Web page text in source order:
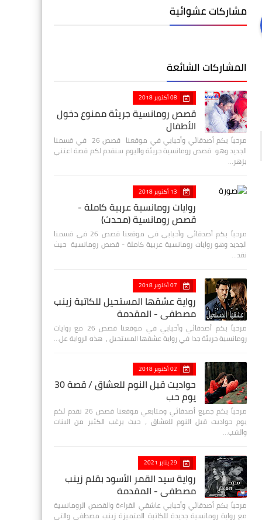
مشاركات عشوائية
المشاركات الشائعة
08 أكتوبر 2018
قصص رومانسية جريئة ممنوع دخول
الأطفال
مرحباً بكم أصدقائي وأحبابي في موقعنا قصص 26 في قسمنا
الجديد وهو قصص رومانسية جريئة واليوم سنقدم لكم قصة اعتني
بزهر…
13 أكتوبر 2018
روايات رومانسية عربية كاملة -
قصص رومانسية (محدث)
مرحباً بكم أصدقائي وأحبابي في موقعنا قصص 26 في قسمنا
الجديد وهو روايات رومانسية عربية كاملة - قصص رومانسية حيث
نقد…
07 أكتوبر 2018
رواية عشقها المستحيل للكاتبة زينب
مصطفي - المقدمة
مرحباً بكم أصدقائي وأحبابي في موقعنا قصص 26 مع روايات
رومانسية جريئة جدا في رواية عشقها المستحيل ، هذه الرواية عل…
02 أكتوبر 2018
حواديت قبل النوم للعشاق / قصة 30
يوم حب
مرحباً بكم جميع أصدقائي ومتابعي موقعنا قصص 26 نقدم لكم
يوم حواديت قبل النوم للعشاق ، حيث يرغب الكثير من البنات
والشب…
29 يناير 2021
رواية سيد القمر الأسود بقلم زينب
مصطفي - المقدمة
مرحباً بكم أصدقائي وأحبابي عاشقي القراءة والقصص الرومانسية
مع رواية رومانسية جديدة للكاتبة المتميزة زينب مصطفى والتي